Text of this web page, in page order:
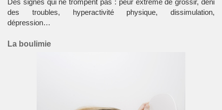
Des signes qui ne trompent pas : peur extrême de grossir, déni
des troubles, hyperactivité physique, dissimulation,
dépression…
La boulimie